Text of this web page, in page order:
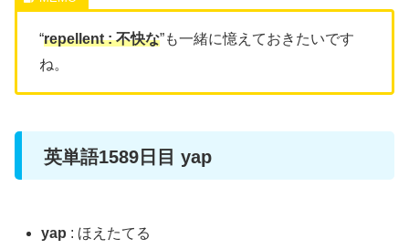
“repellent : 不快な”も一緒に憶えておきたいです
ね。
英単語1589日目 yap
yap : ほえたてる